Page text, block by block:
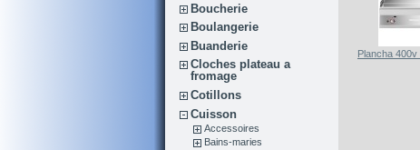
Boucherie
Boulangerie
Buanderie
Cloches plateau a
fromage
Cotillons
Cuisson
Accessoires
Bains-maries
Plancha